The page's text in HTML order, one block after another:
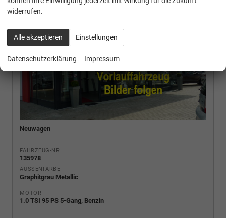
Neuwagen
FAHRZEUG-NR.
135978
AUSSENFARBE
Graphitgrau Metallic
MOTOR
1.0 TSI 95 PS 5-Gang, Benzin
widerrufen.
Alle akzeptieren Einstellungen
Datenschutzerklärung Impressum